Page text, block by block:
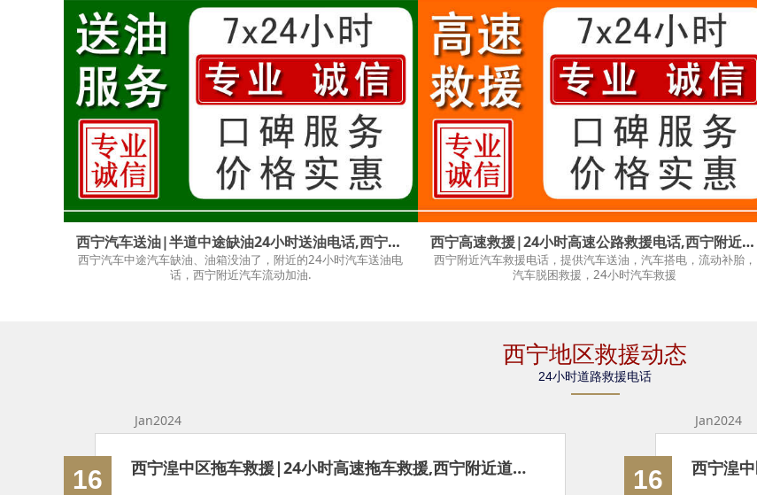
西宁汽车送油|半道中途缺油24小时送油电话,西宁附近高速送油
西宁汽车中途汽车缺油、油箱没油了，附近的24小时汽车送油电
话，西宁附近汽车流动加油.
西宁高速救援|24小时高速公路救援电话,西宁附近的高速救援
西宁附近汽车救援电话，提供汽车送油，汽车搭电，流动补胎，
汽车脱困救援，24小时汽车救援
西宁地区救援动态
24小时道路救援电话
Jan2024
16 西宁湟中区拖车救援|24小时高速拖车救援,西宁附近道路救援拖车
Jan2024
16